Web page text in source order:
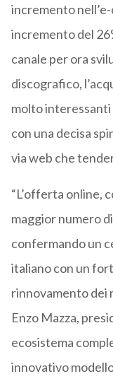
incremento
incremento del
canale per ora
discografico,
molto
con una decisa
via web che
“L’offerta online,
maggior numero
confermando un
italiano con un
rinnovamento dei
Enzo Mazza,
ecosistema
innovativo